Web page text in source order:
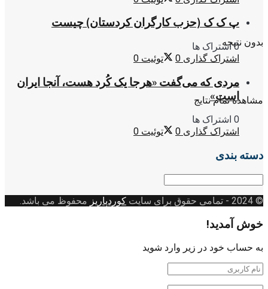
بدون نتیجه
مشاهده تمام نتایج
پ ک ک (حزب کارگران کردستان) چیست
0 اشتراک ها
اشتراک گذاری 0 توئیت 0
مردی که می‌گفت «هرجا یک کُرد هست، آنجا ایران
است»
0 اشتراک ها
اشتراک گذاری 0 توئیت 0
دسته بندی
دسته
© 2024
- تمامی حقوق برای سایت کوردپاریز محفوظ می باشد.
خوش آمدید!
به حساب خود در زیر وارد شوید